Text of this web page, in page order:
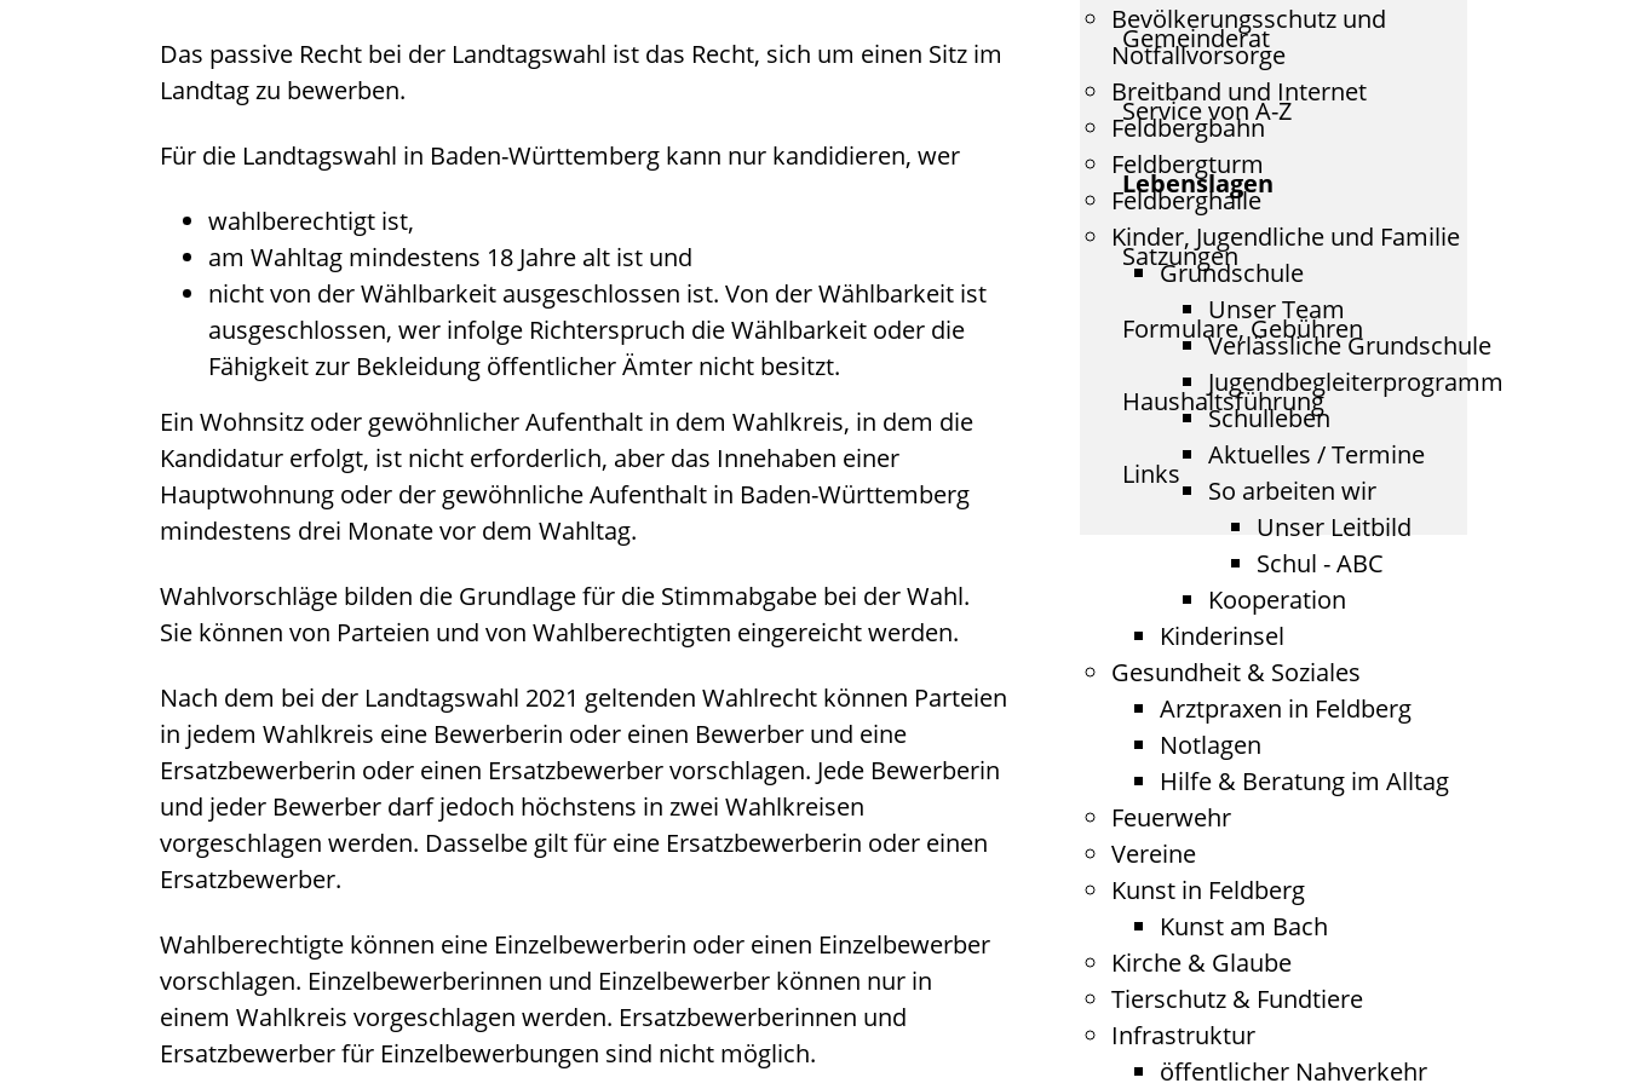
Bevölkerungsschutz und
Notfallvorsorge
Breitband und Internet
Feldbergbahn
Feldbergturm
Feldberghalle
Kinder, Jugendliche und Familie
Grundschule
Unser Team
Verlässliche Grundschule
Jugendbegleiterprogramm
Schulleben
Aktuelles / Termine
So arbeiten wir
Unser Leitbild
Schul - ABC
Kooperation
Kinderinsel
Gesundheit & Soziales
Arztpraxen in Feldberg
Notlagen
Hilfe & Beratung im Alltag
Feuerwehr
Vereine
Kunst in Feldberg
Kunst am Bach
Kirche & Glaube
Tierschutz & Fundtiere
Infrastruktur
öffentlicher Nahverkehr
Das passive Recht bei der Landtagswahl ist das Recht, sich um einen Sitz im
Landtag zu bewerben.
Für die Landtagswahl in Baden-Württemberg kann nur kandidieren, wer
wahlberechtigt ist,
am Wahltag mindestens 18 Jahre alt ist und
nicht von der Wählbarkeit ausgeschlossen ist. Von der Wählbarkeit ist
ausgeschlossen, wer infolge Richterspruch die Wählbarkeit oder die
Fähigkeit zur Bekleidung öffentlicher Ämter nicht besitzt.
Ein Wohnsitz oder gewöhnlicher Aufenthalt in dem Wahlkreis, in dem die
Kandidatur erfolgt, ist nicht erforderlich, aber das Innehaben einer
Hauptwohnung oder der gewöhnliche Aufenthalt in Baden-Württemberg
mindestens drei Monate vor dem Wahltag.
Wahlvorschläge bilden die Grundlage für die Stimmabgabe bei der Wahl.
Sie können von Parteien und von Wahlberechtigten eingereicht werden.
Nach dem bei der Landtagswahl 2021 geltenden Wahlrecht können Parteien
in jedem Wahlkreis eine Bewerberin oder einen Bewerber und eine
Ersatzbewerberin oder einen Ersatzbewerber vorschlagen. Jede Bewerberin
und jeder Bewerber darf jedoch höchstens in zwei Wahlkreisen
vorgeschlagen werden. Dasselbe gilt für eine Ersatzbewerberin oder einen
Ersatzbewerber.
Wahlberechtigte können eine Einzelbewerberin oder einen Einzelbewerber
vorschlagen. Einzelbewerberinnen und Einzelbewerber können nur in
einem Wahlkreis vorgeschlagen werden. Ersatzbewerberinnen und
Ersatzbewerber für Einzelbewerbungen sind nicht möglich.
Gemeinderat
Service von A-Z
Lebenslagen
Satzungen
Formulare, Gebühren
Haushaltsführung
Links